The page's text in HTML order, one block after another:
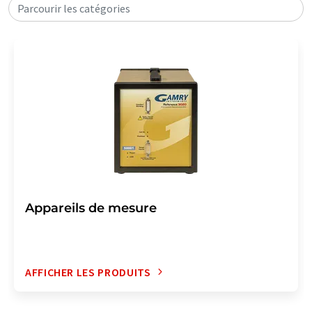
Parcourir les catégories
Appareils de mesure
AFFICHER LES PRODUITS